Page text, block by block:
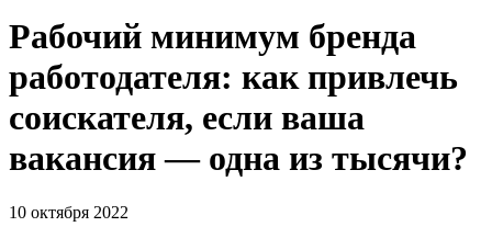
Рабочий минимум бренда
работодателя: как привлечь
соискателя, если ваша
вакансия — одна из тысячи?
10 октября 2022